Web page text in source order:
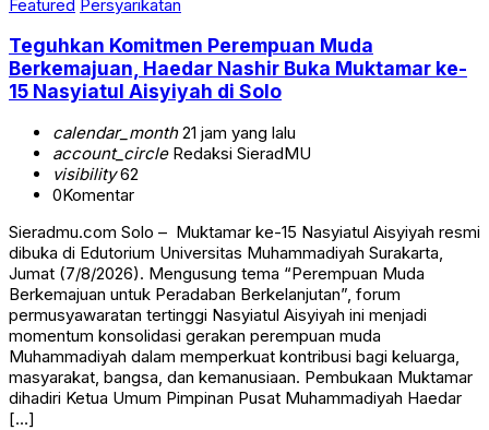
Featured Persyarikatan
Teguhkan Komitmen Perempuan Muda
Berkemajuan, Haedar Nashir Buka Muktamar ke-
15 Nasyiatul Aisyiyah di Solo
calendar_month21 jam yang lalu
account_circleRedaksi SieradMU
visibility62
0Komentar
Sieradmu.com Solo – Muktamar ke-15 Nasyiatul Aisyiyah resmi
dibuka di Edutorium Universitas Muhammadiyah Surakarta,
Jumat (7/8/2026). Mengusung tema “Perempuan Muda
Berkemajuan untuk Peradaban Berkelanjutan”, forum
permusyawaratan tertinggi Nasyiatul Aisyiyah ini menjadi
momentum konsolidasi gerakan perempuan muda
Muhammadiyah dalam memperkuat kontribusi bagi keluarga,
masyarakat, bangsa, dan kemanusiaan. Pembukaan Muktamar
dihadiri Ketua Umum Pimpinan Pusat Muhammadiyah Haedar
[…]